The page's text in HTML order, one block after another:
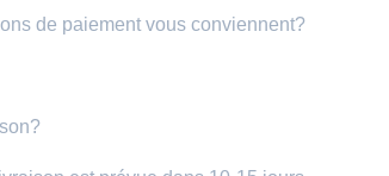
de paiement vous conviennent?